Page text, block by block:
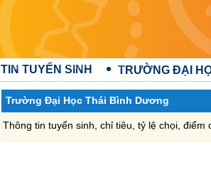
TIN TUYỂN SINH TRƯỜNG ĐẠI
Trường Đại Học Thái Bình Dương
Thông tin tuyển sinh, chỉ tiêu, tỷ lệ chọi,